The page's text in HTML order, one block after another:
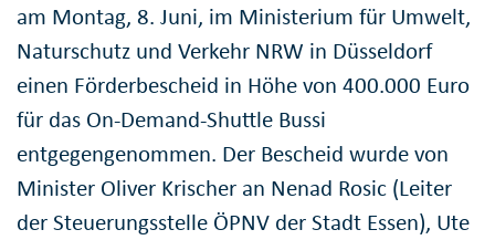
am Montag, 8. Juni, im Ministerium für Umwelt,
Naturschutz und Verkehr NRW in Düsseldorf
einen Förderbescheid in Höhe von 400.000 Euro
für das On-Demand-Shuttle Bussi
entgegengenommen. Der Bescheid wurde von
Minister Oliver Krischer an Nenad Rosic (Leiter
der Steuerungsstelle ÖPNV der Stadt Essen), Ute